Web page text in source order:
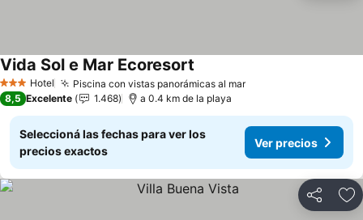
3 Estrellas
Hotel Piscina con vistas panorámicas al mar
Vida Sol e Mar Ecoresort
8,5 Excelente 1.468 a 0.4 km de la playa
Seleccioná las fechas para ver los
precios exactos
Ver precios
Compartir